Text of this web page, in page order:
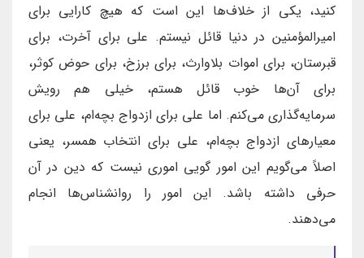
کنید، یکی از خلاف‌ها این است که هیچ کارایی برای
امیرالمؤمنین در دنیا قائل نیستم. علی برای آخرت، برای
قبرستان، برای اموات بلاوارث، برای برزخ، برای حوض کوثر،
برای آن‌ها خوب قائل هستم، خیلی هم رویش
سرمایه‌گذاری می‌کنم. اما علی برای ازدواج بچه‌ام، علی برای
معیارهای ازدواج بچه‌ام، علی برای انتخاب همسر، یعنی
اصلاً می‌گویم این امور گویی اموری نیست که دین در آن
حرفی داشته باشد. این امور را روانشناس‌ها انجام
می‌دهند.